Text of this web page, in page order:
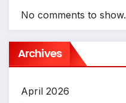
No comments to show.
Archives
April 2026